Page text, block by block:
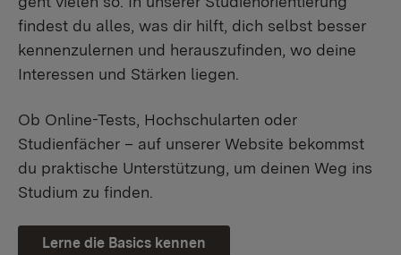
findest du alles, was dir hilft, dich selbst besser
kennenzulernen und herauszufinden, wo deine
Interessen und Stärken liegen.
Ob Online-Tests, Hochschularten oder
Studienfächer – auf unserer Website bekommst
du praktische Unterstützung, um deinen Weg ins
Studium zu finden.
Lerne die Basics kennen